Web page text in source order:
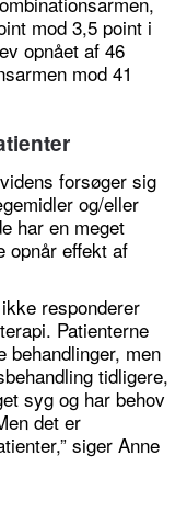
mod 3,5 point i
opnået af 46
mod 41
forsøger sig
og/eller
har en meget
opnår effekt af
responderer
Patienterne
men
tidligere,
syg og har behov
det er
siger Anne